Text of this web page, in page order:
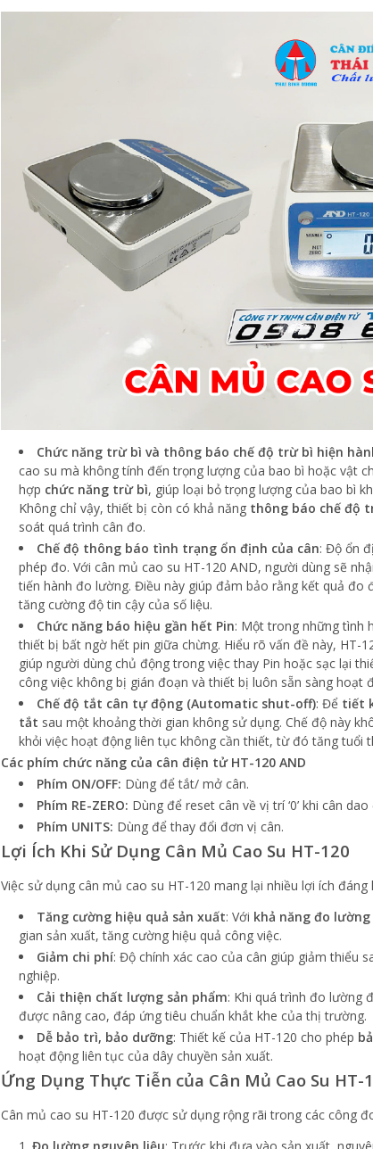
Chức năng trừ bì và thông báo chế độ trừ bì hiện
cao su mà không tính đến trọng lượng của bao bì hoặc vật
hợp chức năng trừ bì, giúp loại bỏ trọng lượng của bao bì
Không chỉ vậy, thiết bị còn có khả năng thông báo chế độ
soát quá trình cân đo.
Chế độ thông báo tình trạng ổn định của cân: Độ ổn
phép đo. Với cân mủ cao su HT-120 AND, người dùng sẽ
tiến hành đo lường. Điều này giúp đảm bảo rằng kết quả
tăng cường độ tin cậy của số liệu.
Chức năng báo hiệu gần hết Pin: Một trong những tình
thiết bị bất ngờ hết pin giữa chừng. Hiểu rõ vấn đề này, HT-
giúp người dùng chủ động trong việc thay Pin hoặc sạc lại
công việc không bị gián đoạn và thiết bị luôn sẵn sàng hoạt
Chế độ tắt cân tự động (Automatic shut-off): Để tiết
tắt sau một khoảng thời gian không sử dụng. Chế độ này
khỏi việc hoạt động liên tục không cần thiết, từ đó tăng tuổi
Các phím chức năng của cân điện tử HT-120 AND
Phím ON/OFF: Dùng để tắt/ mở cân.
Phím RE-ZERO: Dùng để reset cân về vị trí ‘0’ khi cân dao
Phím UNITS: Dùng để thay đổi đơn vị cân.
Lợi Ích Khi Sử Dụng Cân Mủ Cao Su HT-120
Việc sử dụng cân mủ cao su HT-120 mang lại nhiều lợi ích
Tăng cường hiệu quả sản xuất: Với khả năng đo
gian sản xuất, tăng cường hiệu quả công việc.
Giảm chi phí: Độ chính xác cao của cân giúp giảm thiểu
nghiệp.
Cải thiện chất lượng sản phẩm: Khi quá trình đo lường
được nâng cao, đáp ứng tiêu chuẩn khắt khe của thị trường.
Dễ bảo trì, bảo dưỡng: Thiết kế của HT-120 cho phép
hoạt động liên tục của dây chuyền sản xuất.
Ứng Dụng Thực Tiễn của Cân Mủ Cao Su HT-
Cân mủ cao su HT-120 được sử dụng rộng rãi trong các công